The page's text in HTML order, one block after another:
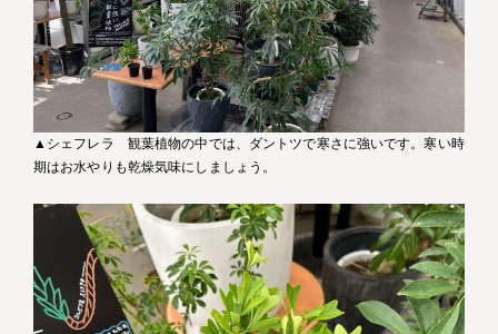
▲シェフレラ 観葉植物の中では、ダントツで寒さに強いです。寒い時
期はお水やりも乾燥気味にしましょう。